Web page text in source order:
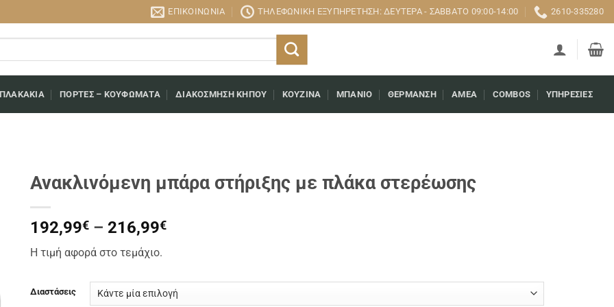
ΕΠΙΚΟΙΝΩΝΊΑ ΤΗΛΕΦΩΝΙΚΉ ΕΞΥΠΗΡΈΤΗΣΗ: ΔΕΥΤΈΡΑ - ΣΆΒΒΑΤΟ 09:00-14:00 2610-335280
ΠΌΡΤΕΣ – ΚΟΥΦΏΜΑΤΑ ΔΙΑΚΌΣΜΗΣΗ ΚΉΠΟΥ ΚΟΥΖΊΝΑ ΜΠΆΝΙΟ ΘΈΡΜΑΝΣΗ AMEA COMBOS ΥΠΗΡΕΣΊΕΣ
Ανακλινόμενη μπάρα στήριξης με πλάκα στερέωσης
192,99€ – 216,99€Price
216,99€
Η τιμή αφορά στο τεμάχιο.
Διαστάσεις